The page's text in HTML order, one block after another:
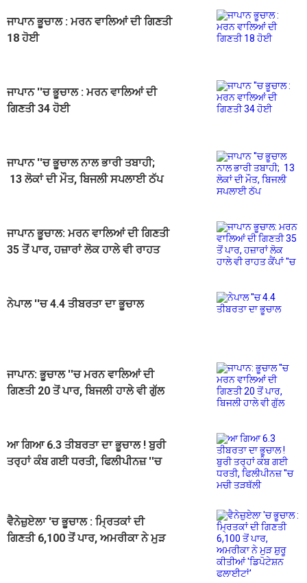
ਜਾਪਾਨ ਭੂਚਾਲ : ਮਰਨ ਵਾਲਿਆਂ ਦੀ ਗਿਣਤੀ
18 ਹੋਈ
ਜਾਪਾਨ ''ਚ ਭੂਚਾਲ : ਮਰਨ ਵਾਲਿਆਂ ਦੀ
ਗਿਣਤੀ 34 ਹੋਈ
ਜਾਪਾਨ ''ਚ ਭੂਚਾਲ ਨਾਲ ਭਾਰੀ ਤਬਾਹੀ;
13 ਲੋਕਾਂ ਦੀ ਮੌਤ, ਬਿਜਲੀ ਸਪਲਾਈ ਠੱਪ
ਜਾਪਾਨ ਭੂਚਾਲ: ਮਰਨ ਵਾਲਿਆਂ ਦੀ ਗਿਣਤੀ
35 ਤੋਂ ਪਾਰ, ਹਜ਼ਾਰਾਂ ਲੋਕ ਹਾਲੇ ਵੀ ਰਾਹਤ
ਨੇਪਾਲ ''ਚ 4.4 ਤੀਬਰਤਾ ਦਾ ਭੂਚਾਲ
ਜਾਪਾਨ: ਭੂਚਾਲ ''ਚ ਮਰਨ ਵਾਲਿਆਂ ਦੀ
ਗਿਣਤੀ 20 ਤੋਂ ਪਾਰ, ਬਿਜਲੀ ਹਾਲੇ ਵੀ ਗੁੱਲ
ਆ ਗਿਆ 6.3 ਤੀਬਰਤਾ ਦਾ ਭੂਚਾਲ ! ਬੁਰੀ
ਤਰ੍ਹਾਂ ਕੰਬ ਗਈ ਧਰਤੀ, ਫਿਲੀਪੀਨਜ਼ ''ਚ
ਵੈਨੇਜ਼ੁਏਲਾ 'ਚ ਭੂਚਾਲ : ਮ੍ਰਿਤਕਾਂ ਦੀ
ਗਿਣਤੀ 6,100 ਤੋਂ ਪਾਰ, ਅਮਰੀਕਾ ਨੇ ਮੁੜ